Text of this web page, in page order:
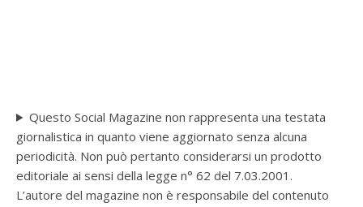
Questo Social Magazine non rappresenta una testata
giornalistica in quanto viene aggiornato senza alcuna
periodicità. Non può pertanto considerarsi un prodotto
editoriale ai sensi della legge n° 62 del 7.03.2001.
L’autore del magazine non è responsabile del contenuto